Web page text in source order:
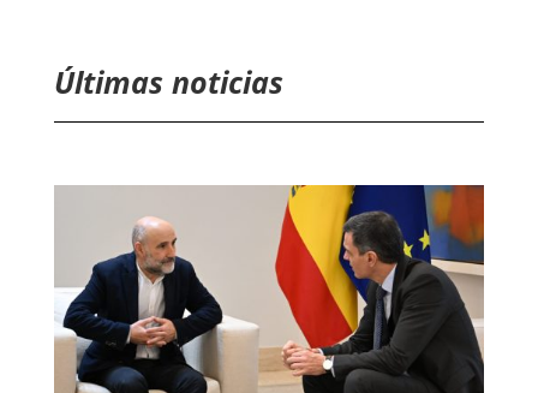
Últimas noticias